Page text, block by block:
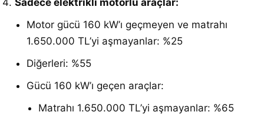
Sadece elektrikli motorlu araçlar:
Motor gücü 160 kW’ı geçmeyen ve matrahı
1.650.000 TL’yi aşmayanlar: %25
Diğerleri: %55
Gücü 160 kW’ı geçen araçlar:
Matrahı 1.650.000 TL’yi aşmayanlar: %65